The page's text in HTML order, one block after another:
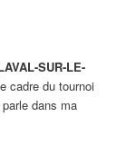
SUR-LE-
cadre du tournoi
dans ma